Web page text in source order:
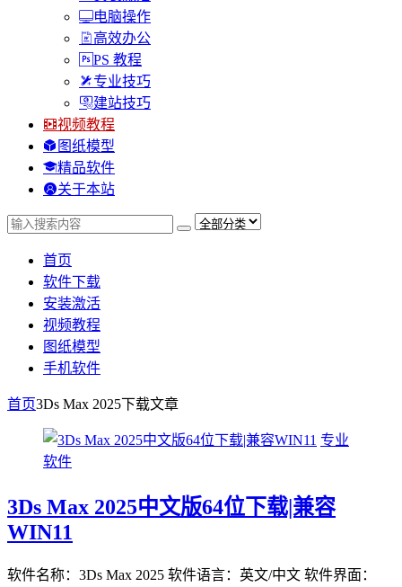
电脑操作
高效办公
PS 教程
专业技巧
建站技巧
视频教程
图纸模型
精品软件
关于本站
首页
软件下载
安装激活
视频教程
图纸模型
手机软件
首页3Ds Max 2025下载文章
专业
软件
3Ds Max 2025中文版64位下载|兼容
WIN11
软件名称：3Ds Max 2025 软件语言：英文/中文 软件界面：